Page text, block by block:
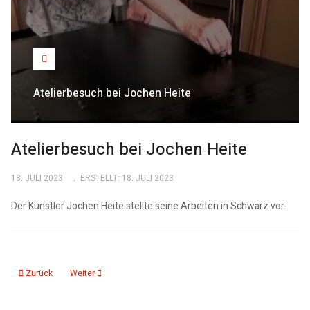
Atelierbesuch bei Jochen Heite
Atelierbesuch bei Jochen Heite
18. JULI 2023 ERSTELLT: 18. JULI 2023
Der Künstler Jochen Heite stellte seine Arbeiten in Schwarz vor.
Vorheriger Beitrag: Maurice P. Remy "Der Fall Gurlitt"
Zurück Nächster Beitrag: 240215 Gerhard Lahr im Forum Gestaltung
Weiter